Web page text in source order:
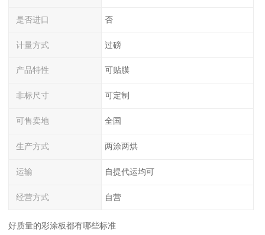
是否进口 否
计量方式 过磅
产品特性 可贴膜
非标尺寸 可定制
可售卖地 全国
生产方式 两涂两烘
运输 自提代运均可
经营方式 自营
好质量的彩涂板都有哪些标准